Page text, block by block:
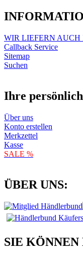
WIR LIEFERN AUCH
Callback Service
Sitemap
Suchen
Ihre
Über uns
Konto erstellen
Merkzettel
Kasse
SALE %
ÜBER UNS:
SIE